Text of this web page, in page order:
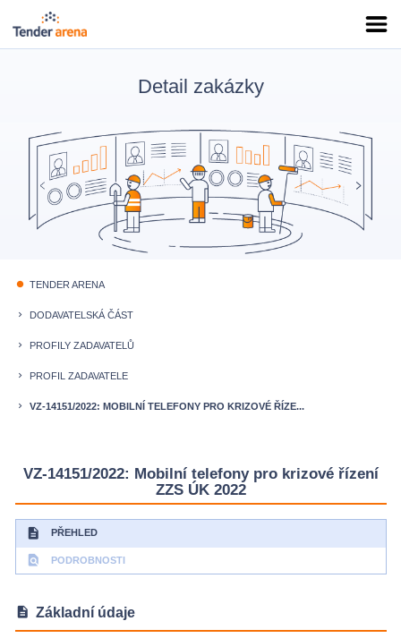
Detail zakázky
fiber_manual_record TENDER ARENA
keyboard_arrow_right DODAVATELSKÁ ČÁST
keyboard_arrow_right PROFILY ZADAVATELŮ
keyboard_arrow_right PROFIL ZADAVATELE
keyboard_arrow_right VZ-14151/2022: MOBILNÍ TELEFONY PRO KRIZOVÉ ŘÍZE...
VZ-14151/2022: Mobilní telefony pro krizové řízení
ZZS ÚK 2022
description PŘEHLED
find_in_page PODROBNOSTI
description Základní údaje